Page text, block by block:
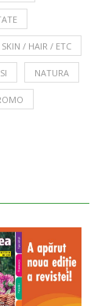
/ HAIR / ETC
NATURA